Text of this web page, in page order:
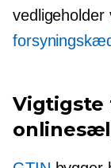
Vigtigste